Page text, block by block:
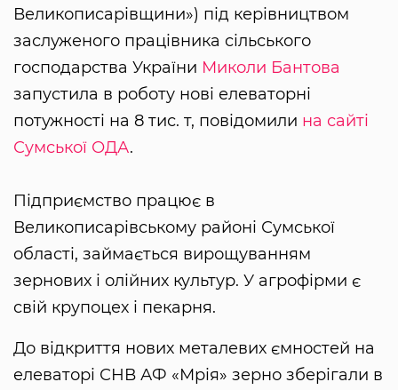
Великописарівщини») під керівництвом
заслуженого працівника сільського
господарства України Миколи Бантова
запустила в роботу нові елеваторні
потужності на 8 тис. т, повідомили на сайті
Сумської ОДА.
Підприємство працює в
Великописарівському районі Сумської
області, займається вирощуванням
зернових і олійних культур. У агрофірми є
свій крупоцех і пекарня.
До відкриття нових металевих ємностей на
елеваторі СНВ АФ «Мрія» зерно зберігали в